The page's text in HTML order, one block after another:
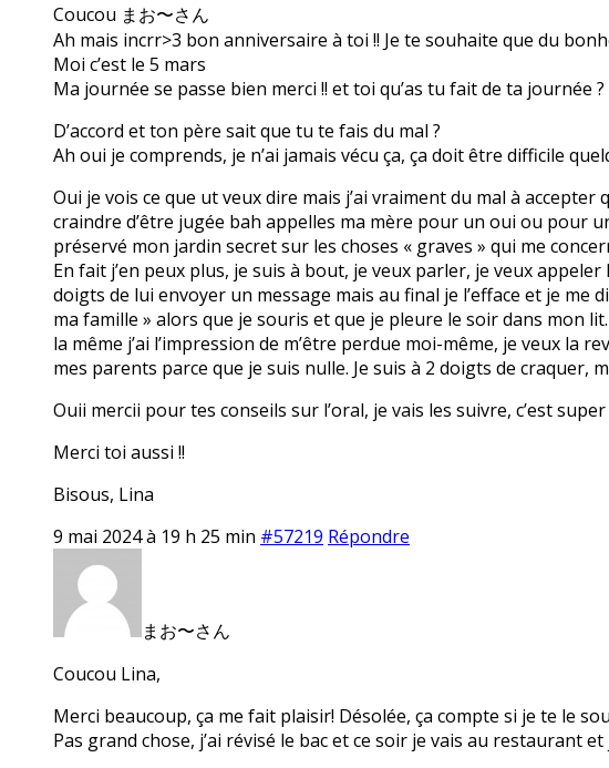
Coucou まお〜さん
Ah mais incrr>3 bon anniversaire à toi !! Je te souhaite que du
Moi c’est le 5 mars
Ma journée se passe bien merci !! et toi qu’as tu fait de ta journée ?
D’accord et ton père sait que tu te fais du mal ?
Ah oui je comprends, je n’ai jamais vécu ça, ça doit être difficile
Oui je vois ce que ut veux dire mais j’ai vraiment du mal à
craindre d’être jugée bah appelles ma mère pour un oui ou pour
préservé mon jardin secret sur les choses « graves » qui me
En fait j’en peux plus, je suis à bout, je veux parler, je veux
doigts de lui envoyer un message mais au final je l’efface et je me
ma famille » alors que je souris et que je pleure le soir dans mon
la même j’ai l’impression de m’être perdue moi-même, je veux la
mes parents parce que je suis nulle. Je suis à 2 doigts de craquer,
Ouii mercii pour tes conseils sur l’oral, je vais les suivre, c’est
Merci toi aussi !!
Bisous, Lina
9 mai 2024 à 19 h 25 min #57219 Répondre
まお〜さん
Coucou Lina,
Merci beaucoup, ça me fait plaisir! Désolée, ça compte si je te le
Pas grand chose, j’ai révisé le bac et ce soir je vais au restaurant